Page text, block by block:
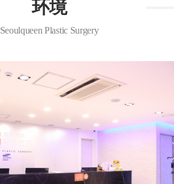
环境
Seoulqueen Plastic Surgery